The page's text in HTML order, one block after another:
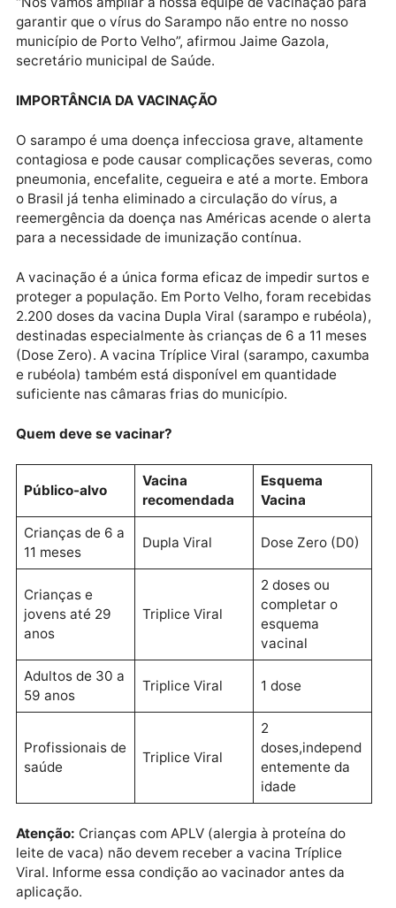
Ação visa evitar que o sarampo volte a circular no município
“Nós vamos ampliar a nossa equipe de vacinação
garantir que o vírus do Sarampo não entre no nosso
secretário municipal de Saúde.
IMPORTÂNCIA DA VACINAÇÃO
O sarampo é uma doença infecciosa grave,
contagiosa e pode causar complicações severas,
pneumonia, encefalite, cegueira e até a morte.
o Brasil já tenha eliminado a circulação do vírus, a
para a necessidade de imunização contínua.
A vacinação é a única forma eficaz de impedir
proteger a população. Em Porto Velho, foram
2.200 doses da vacina Dupla Viral (sarampo e
destinadas especialmente às crianças de 6 a 11
(Dose Zero). A vacina Tríplice Viral (sarampo,
e rubéola) também está disponível em quantidade
suficiente nas câmaras frias do município.
Quem deve se vacinar?
Público-alvo
recomendada
Esquema
Vacina
Crianças de 6 a
Dupla Viral Dose Zero
Crianças e
jovens até 29
2 doses ou
completar o